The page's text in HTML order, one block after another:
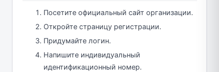
Посетите официальный сайт организации.
Откройте страницу регистрации.
Придумайте логин.
Напишите индивидуальный
идентификационный номер.